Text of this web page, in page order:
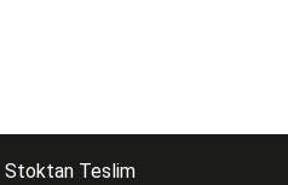
Stoktan Teslim